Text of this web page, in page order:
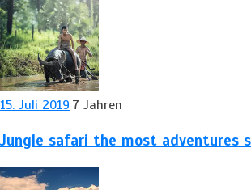
15. Juli 2019 7 Jahren
Jungle safari the most adventures